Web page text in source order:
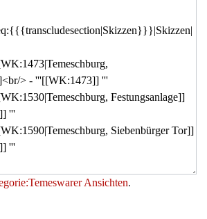
Ansichten.